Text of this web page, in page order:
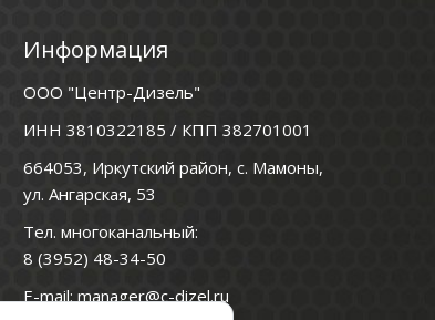
Информация
ООО "Центр-Дизель"
ИНН 3810322185 / КПП 382701001
664053, Иркутский район, с. Мамоны,
ул. Ангарская, 53
Тел. многоканальный:
8 (3952) 48-34-50
E-mail:manager@c-dizel.ru